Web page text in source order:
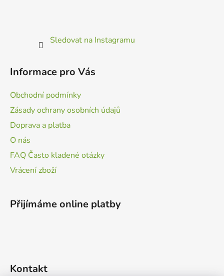
Sledovat na Instagramu
Informace pro Vás
Obchodní podmínky
Zásady ochrany osobních údajů
Doprava a platba
O nás
FAQ Často kladené otázky
Vrácení zboží
Přijímáme online platby
Kontakt